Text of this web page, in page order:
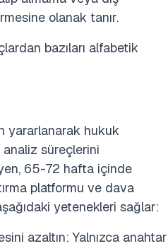
olanak tanır.
bazıları alfabetik
yararlanarak hukuk
analiz süreçlerini
65-72 hafta içinde
platformu ve dava
yetenekleri sağlar:
azaltın: Yalnızca anahtar